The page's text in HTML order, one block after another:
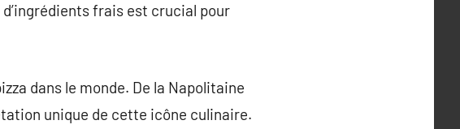
frais est crucial pour
dans le monde. De la Napolitaine
unique de cette icône culinaire.